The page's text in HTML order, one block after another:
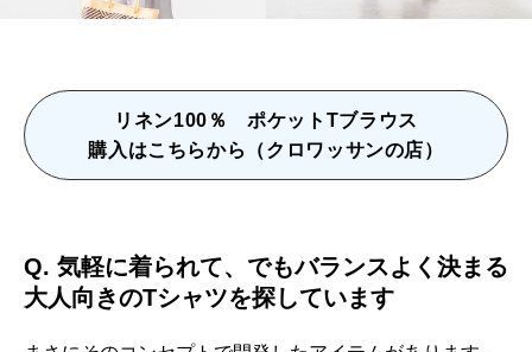
リネン100％ ポケットTブラウス
購入はこちらから（クロワッサンの店）
Q. 気軽に着られて、でもバランスよく決まる
大人向きのTシャツを探しています